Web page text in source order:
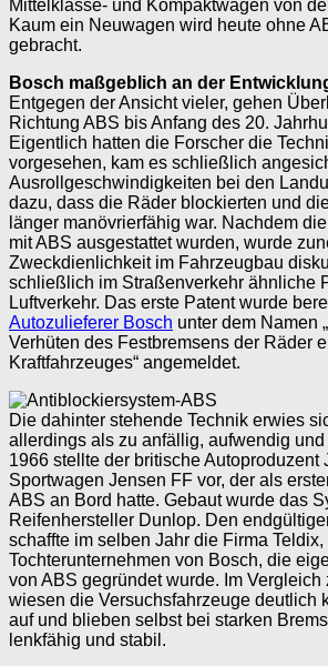
Mittelklasse- und Kompaktwagen von
Kaum ein Neuwagen wird heute ohne
gebracht.
Bosch maßgeblich an der
Entgegen der Ansicht vieler, gehen
Richtung ABS bis Anfang des 20.
Eigentlich hatten die Forscher die
vorgesehen, kam es schließlich
Ausrollgeschwindigkeiten bei den
dazu, dass die Räder blockierten und
länger manövrierfähig war. Nachdem
mit ABS ausgestattet wurden, wurde
Zweckdienlichkeit im Fahrzeugbau
schließlich im Straßenverkehr ähnliche
Luftverkehr. Das erste Patent wurde
Autozulieferer Bosch unter dem Namen
Verhüten des Festbremsens der Räder
Kraftfahrzeuges“ angemeldet.
Die dahinter stehende Technik erwies
allerdings als zu anfällig, aufwendig
1966 stellte der britische Autoproduzent
Sportwagen Jensen FF vor, der als
ABS an Bord hatte. Gebaut wurde das
Reifenhersteller Dunlop. Den
schaffte im selben Jahr die Firma Teldix,
Tochterunternehmen von Bosch, die
von ABS gegründet wurde. Im Vergleich
wiesen die Versuchsfahrzeuge deutlich
auf und blieben selbst bei starken
lenkfähig und stabil.